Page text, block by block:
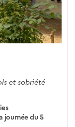
et sobriété
journée du 5